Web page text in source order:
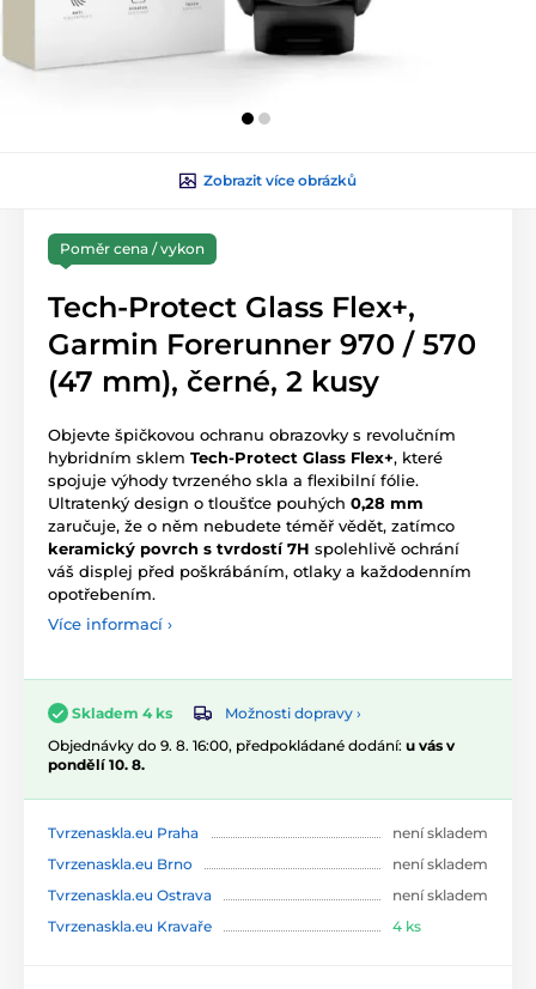
Zobrazit více obrázků
Poměr cena / vykon
Tech-Protect Glass Flex+,
Garmin Forerunner 970 / 570
(47 mm), černé, 2 kusy
Objevte špičkovou ochranu obrazovky s revolučním
hybridním sklem Tech-Protect Glass Flex+, které
spojuje výhody tvrzeného skla a flexibilní fólie.
Ultratenký design o tloušťce pouhých 0,28 mm
zaručuje, že o něm nebudete téměř vědět, zatímco
keramický povrch s tvrdostí 7H spolehlivě ochrání
váš displej před poškrábáním, otlaky a každodenním
opotřebením.
Více informací ›
Skladem 4 ks
Možnosti dopravy ›
Objednávky do 9. 8. 16:00, předpokládané dodání: u vás v
pondělí 10. 8.
Tvrzenaskla.eu Praha
není skladem
Tvrzenaskla.eu Brno
není skladem
Tvrzenaskla.eu Ostrava
není skladem
Tvrzenaskla.eu Kravaře
4 ks